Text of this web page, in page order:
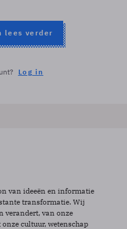
lees verder
Log in
van ideeën en informatie
transformatie. Wij
verandert, van onze
cultuur, wetenschap